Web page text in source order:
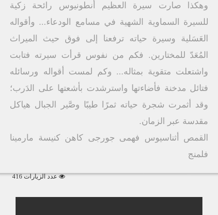
وهكذا صارت سيرة العظيم أنطونيوس رائحة زكية
للسيرة السماوية الشهية في مسامع الودعاء... وأقواله
العَسَلية وسيرة حياته ترفعنا إلى فوق حيث الميراث
المُعَدّ للمختارين. فكم من نفوس قرأت سيرته فتابت
واشتعلت متقوية بمثاله... وكم لمست أقواله ورسائله
فتائل مدخنة فأضاءتها واسترشدت بأشعتها على الدَرب؛
وقد أثمرت شجرة حياته ثمرًا طيبًا وصَّير الجبال هياكل
مقدسة عبر الزمان.
القمص أثناسيوس فهمى جورجى كاهن كنيسة مارمينا
فلمنج
عدد الزيارات 416